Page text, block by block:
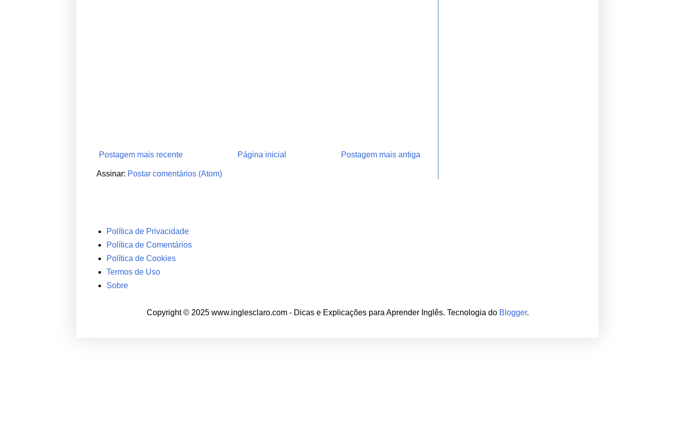
Postagem mais recente Postagem mais antiga
Página inicial
Assinar: Postar comentários (Atom)
Política de Privacidade
Política de Comentários
Política de Cookies
Termos de Uso
Sobre
Copyright © 2025 www.inglesclaro.com - Dicas e Explicações para Aprender Inglês. Tecnologia do Blogger.